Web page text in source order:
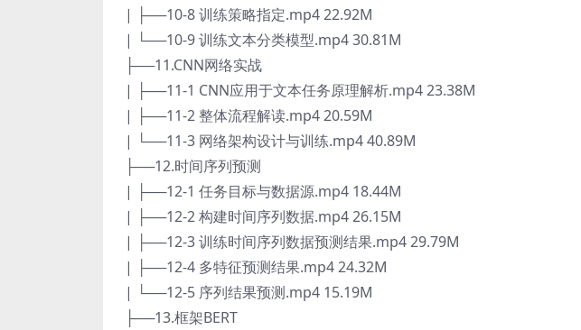
| ├──10-8 训练策略指定.mp4 22.92M
| └──10-9 训练文本分类模型.mp4 30.81M
├──11.CNN网络实战
| ├──11-1 CNN应用于文本任务原理解析.mp4 23.38M
| ├──11-2 整体流程解读.mp4 20.59M
| └──11-3 网络架构设计与训练.mp4 40.89M
├──12.时间序列预测
| ├──12-1 任务目标与数据源.mp4 18.44M
| ├──12-2 构建时间序列数据.mp4 26.15M
| ├──12-3 训练时间序列数据预测结果.mp4 29.79M
| ├──12-4 多特征预测结果.mp4 24.32M
| └──12-5 序列结果预测.mp4 15.19M
├──13.框架BERT